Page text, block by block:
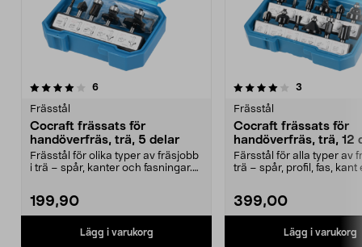
6recensioner
Frässtål
Cocraft frässats för
handöverfräs, trä, 5 delar
Frässtål för olika typer av fräsjobb
i trä – spår, kanter och fasningar.
199,90
Lägg i varukorg
4.0av 5 stjärnor 3
Frässtål
Cocraft frässats för
handöverfräs, trä, 12
Färsstål för alla typer av
trä – spår, profil, fas, kant
399,00
Lägg i varukorg